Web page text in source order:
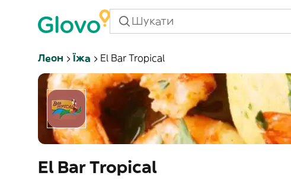
Леон Їжа El Bar Tropical
El Bar Tropical